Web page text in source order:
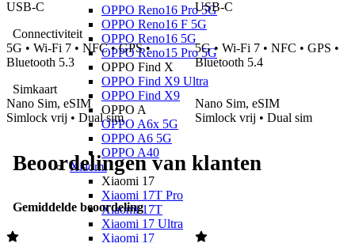
OPPO Reno16 Pro 5G
OPPO Reno16 F 5G
OPPO Reno16 5G
OPPO Reno15 Pro 5G
OPPO Find X
OPPO Find X9 Ultra
OPPO Find X9
OPPO A
OPPO A6x 5G
OPPO A6 5G
OPPO A40
Xiaomi
Xiaomi 17
Xiaomi 17T Pro
Xiaomi 17T
Xiaomi 17 Ultra
Xiaomi 17
USB-C
USB-C
Connectiviteit
5G • Wi-Fi 7 • NFC • GPS •
Bluetooth 5.3
5G • Wi-Fi 7 • NFC • GPS •
Bluetooth 5.4
Simkaart
Nano Sim, eSIM
Simlock vrij • Dual sim
Nano Sim, eSIM
Simlock vrij • Dual sim
Beoordelingen van klanten
Gemiddelde beoordeling